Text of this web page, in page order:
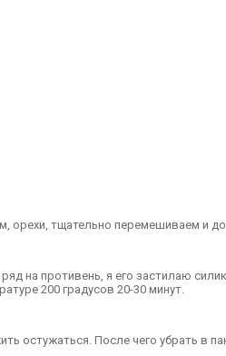
тщательно перемешиваем и
на противень, я его застилаю
200 градусов 20-30 минут.
остужаться. После чего убрать в